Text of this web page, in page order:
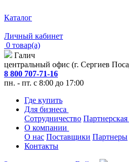
Каталог
Личный кабинет
0 товар(а)
Галич
центральный офис (г. Сергиев
8 800 707-71-16
пн. - пт. с 8:00 до 17:00
Где купить
Для бизнеса
Сотрудничество Партнерская
О компании
О нас Поставщики Партнеры
Контакты